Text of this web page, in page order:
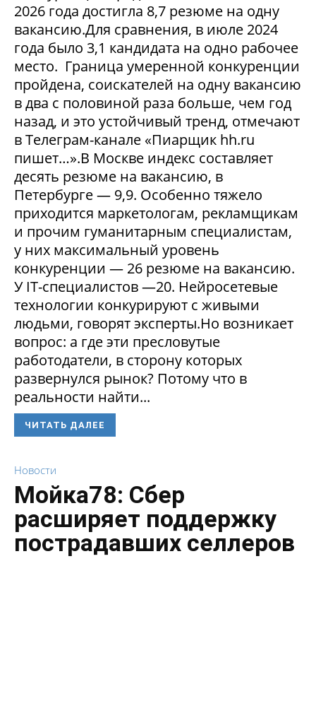
2026 года достигла 8,7 резюме на одну
вакансию.Для сравнения, в июле 2024
года было 3,1 кандидата на одно рабочее
место. Граница умеренной конкуренции
пройдена, соискателей на одну вакансию
в два с половиной раза больше, чем год
назад, и это устойчивый тренд, отмечают
в Телеграм-канале «Пиарщик hh.ru
пишет…».В Москве индекс составляет
десять резюме на вакансию, в
Петербурге — 9,9. Особенно тяжело
приходится маркетологам, рекламщикам
и прочим гуманитарным специалистам,
у них максимальный уровень
конкуренции — 26 резюме на вакансию.
У IT-специалистов —20. Нейросетевые
технологии конкурируют с живыми
людьми, говорят эксперты.Но возникает
вопрос: а где эти пресловутые
работодатели, в сторону которых
развернулся рынок? Потому что в
реальности найти...
ЧИТАТЬ ДАЛЕЕ
Новости
Мойка78: Сбер
расширяет поддержку
пострадавших селлеров